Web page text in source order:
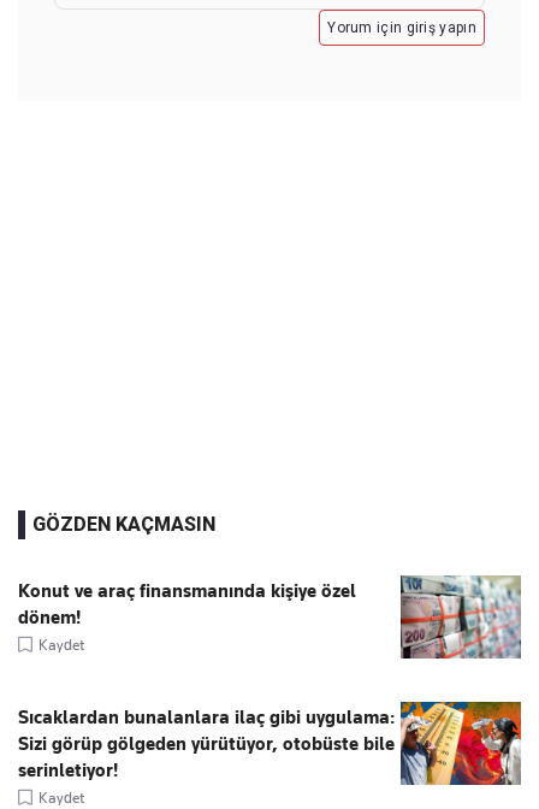
Yorum için giriş yapın
GÖZDEN KAÇMASIN
Konut ve araç finansmanında kişiye özel
dönem!
Kaydet
Sıcaklardan bunalanlara ilaç gibi uygulama:
Sizi görüp gölgeden yürütüyor, otobüste bile
serinletiyor!
Kaydet